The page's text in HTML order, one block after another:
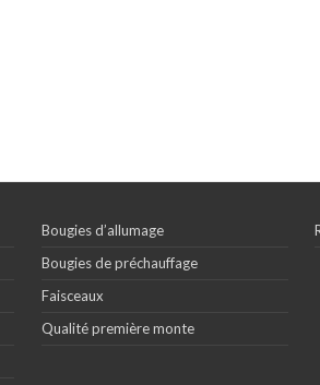
Bougies d’allumage
Bougies de préchauffage
Faisceaux
Qualité première monte